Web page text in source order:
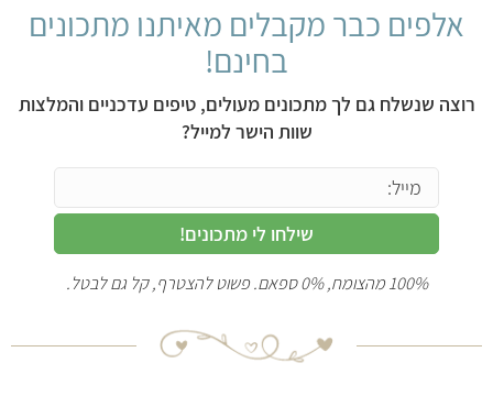
אלפים כבר מקבלים מאיתנו מתכונים
בחינם!
רוצה שנשלח גם לך מתכונים מעולים, טיפים עדכניים והמלצות
שוות הישר למייל?
שילחו לי מתכונים!
100% מהצומח, 0% ספאם. פשוט להצטרף, קל גם לבטל.